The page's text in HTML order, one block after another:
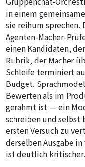
in einem
sie reihum sprechen.
Agenten-Macher-
einen Kandidaten,
Rubrik, der Macher
Schleife terminiert
Budget.
Bewerten als im
gerahmt ist — ein
schreiben und selbst
ersten Versuch zu
derselben Ausgabe
ist deutlich kritischer.